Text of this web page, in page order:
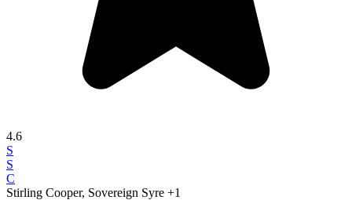
4.6
S
S
C
Stirling Cooper, Sovereign Syre +1